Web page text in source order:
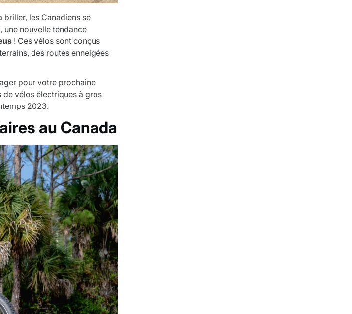
les Canadiens se
une nouvelle tendance
! Ces vélos sont conçus
des routes enneigées
pour votre prochaine
de vélos électriques à gros
2023.
au Canada